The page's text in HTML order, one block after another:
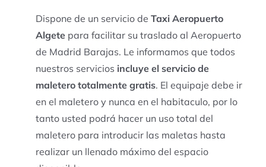
Dispone de un servicio de Taxi Aeropuerto
Algetepara facilitar su traslado al Aeropuerto
de Madrid Barajas. Le informamos que todos
nuestros servicios incluye el servicio de
maletero totalmente gratis. El equipaje debe ir
en el maletero y nunca en el habitaculo, por lo
tanto usted podrá hacer un uso total del
maletero para introducir las maletas hasta
realizar un llenado máximo del espacio